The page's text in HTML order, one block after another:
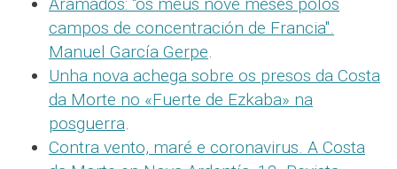
Aramados: "os meus nove meses polos
campos de concentración de Francia".
Manuel García Gerpe.
Unha nova achega sobre os presos da Costa
da Morte no «Fuerte de Ezkaba» na
posguerra.
Contra vento, maré e coronavirus. A Costa